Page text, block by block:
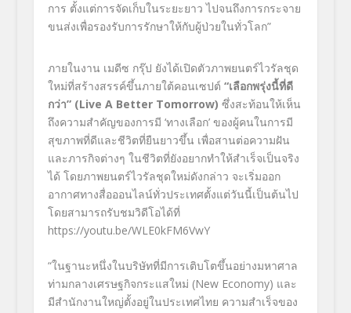
การ ตั้งแต่การจัดเก็บในระยะยาว ไปจนถึงการกระจาย
ขนส่งเพื่อรองรับการรักษาให้กับผู้ป่วยในทั่วโลก”
ภายในงาน เมดีซ กรุ๊ป ยังได้เปิดตัวภาพยนตร์ไวรัลชุด
ใหม่ที่สร้างสรรค์ขึ้นภายใต้คอนเซปต์ “เลือกพรุ่งนี้ที่ดี
กว่า” (Live A Better Tomorrow) ซึ่งสะท้อนให้เห็น
ถึงความสำคัญของการมี ‘ทางเลือก’ ของผู้คนในการมี
สุขภาพที่ดีและชีวิตที่ยืนยาวขึ้น เพื่อสานต่อความฝัน
และภารกิจต่างๆ ในชีวิตที่ยังอยากทำให้สำเร็จเป็นจริง
ได้ โดยภาพยนตร์ไวรัลชุดใหม่ดังกล่าว จะเริ่มออก
อากาศทางสื่อออนไลน์ทั่วประเทศตั้งแต่วันนี้เป็นต้นไป
โดยสามารถรับชมวิดีโอได้ที่
https://youtu.be/WLE0kFM6VwY
“ในฐานะหนึ่งในบริษัทที่มีการเติบโตขึ้นอย่างมหาศาล
ท่ามกลางเศรษฐกิจกระแสใหม่ (New Economy) และ
มีสำนักงานใหญ่ตั้งอยู่ในประเทศไทย ความสำเร็จของ